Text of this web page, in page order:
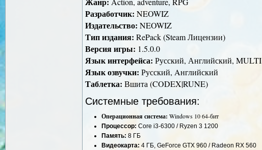
Разработчик: NEOWIZ
Издательство: NEOWIZ
Тип издания: RePack (Steam Лицензии)
Версия игры: 1.5.0.0
Язык интерфейса: Русский, Английский, MULTI
Язык озвучки: Русский, Aнглийский
Таблетка: Вшита (CODEX|RUNE)
Системные требования:
Операционная система: Windows 10 64-бит
Процессор: Core i3-6300 / Ryzen 3 1200
Память: 8 ГБ
Видеокарта: 4 ГБ, GeForce GTX 960 / Radeon RX 560